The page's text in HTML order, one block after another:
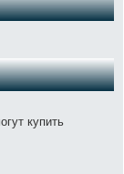
купить